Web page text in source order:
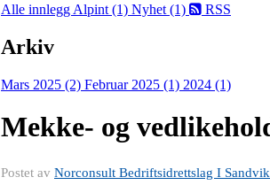
Alle innlegg Alpint (1) Nyhet (1) RSS
Arkiv
Mars 2025 (2) Februar 2025 (1) 2024 (1)
Mekke- og
Postet av Norconsult Bedriftsidrettslag I